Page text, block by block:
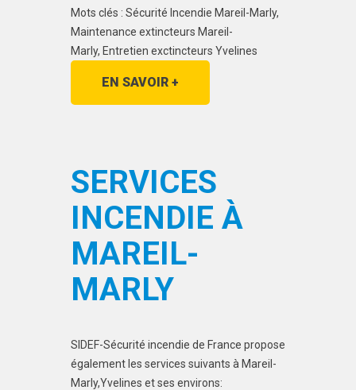
Mots clés : Sécurité Incendie Mareil-Marly,
Maintenance extincteurs Mareil-
Marly, Entretien exctincteurs Yvelines
EN SAVOIR +
SERVICES
INCENDIE À
MAREIL-
MARLY
SIDEF-Sécurité incendie de France propose
également les services suivants à Mareil-
Marly,Yvelines et ses environs: